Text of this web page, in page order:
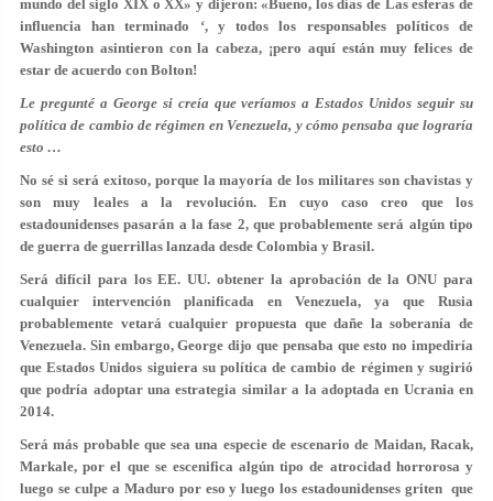
mundo del siglo XIX o XX» y dijeron: «Bueno, los días de Las esferas de
influencia han terminado ‘, y todos los responsables políticos de
Washington asintieron con la cabeza, ¡pero aquí están muy felices de
estar de acuerdo con Bolton!
Le pregunté a George si creía que veríamos a Estados Unidos seguir su
política de cambio de régimen en Venezuela, y cómo pensaba que lograría
esto …
No sé si será exitoso, porque la mayoría de los militares son chavistas y
son muy leales a la revolución. En cuyo caso creo que los
estadounidenses pasarán a la fase 2, que probablemente será algún tipo
de guerra de guerrillas lanzada desde Colombia y Brasil.
Será difícil para los EE. UU. obtener la aprobación de la ONU para
cualquier intervención planificada en Venezuela, ya que Rusia
probablemente vetará cualquier propuesta que dañe la soberanía de
Venezuela. Sin embargo, George dijo que pensaba que esto no impediría
que Estados Unidos siguiera su política de cambio de régimen y sugirió
que podría adoptar una estrategia similar a la adoptada en Ucrania en
2014.
Será más probable que sea una especie de escenario de Maidan, Racak,
Markale, por el que se escenifica algún tipo de atrocidad horrorosa y
luego se culpe a Maduro por eso y luego los estadounidenses griten que